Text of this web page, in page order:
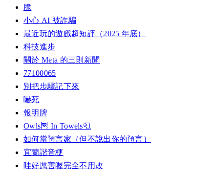
脆
小心 AI 被詐騙
最近玩的遊戲超短評（2025 年底）
科技進步
關於 Meta 的三則新聞
77100065
別把步驟記下來
嚇死
報明牌
Owls🦉 In Towels🧻
如何當預言家（但不說出你的預言）
宜蘭諧音梗
哇好厲害喔完全不用改